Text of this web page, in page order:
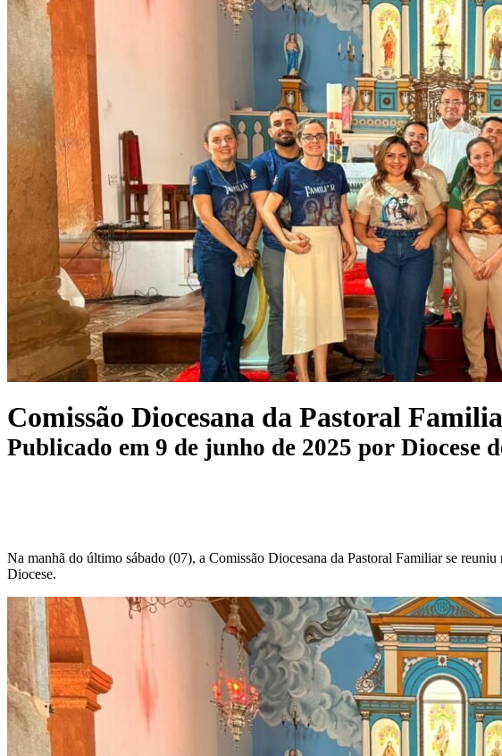
Comissão Diocesana da Pastoral
Publicado em 9 de junho de 2025 por Diocese
Na manhã do último sábado (07), a Comissão Diocesana da Pastoral Familiar se
Diocese.